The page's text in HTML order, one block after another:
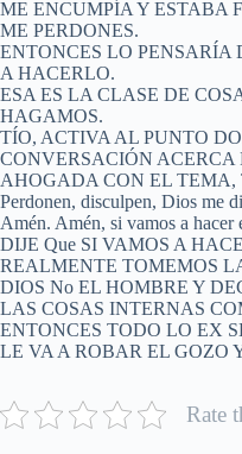
ME ENCUMPÍA Y ESTABA
ME PERDONES.
ENTONCES LO PENSARÍA
A HACERLO.
ESA ES LA CLASE DE
HAGAMOS.
TÍO, ACTIVA AL PUNTO
CONVERSACIÓN ACERCA
AHOGADA CON EL TEMA,
Perdonen, disculpen, Dios me
Amén. Amén, si vamos a hacer
DIJE Que SI VAMOS A
REALMENTE TOMEMOS
DIOS No EL HOMBRE Y
LAS COSAS INTERNAS
ENTONCES TODO LO EX
LE VA A ROBAR EL GOZO
Rate